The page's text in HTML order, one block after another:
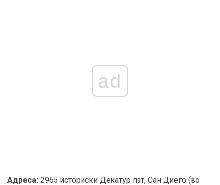
ad
Адреса: 2965 историски Декатур пат, Сан Диего (во